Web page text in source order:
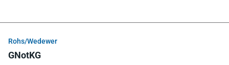
Rohs/Wedewer
GNotKG